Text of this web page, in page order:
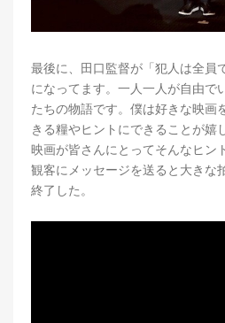
最後に、田口監督が「犯人は全員
になってます。一人一人が自由で
たちの物語です。僕は好きな映画
きる糧やヒントにできることが嬉
映画が皆さんにとってそんなヒン
観客にメッセージを送ると大きな
終了した。